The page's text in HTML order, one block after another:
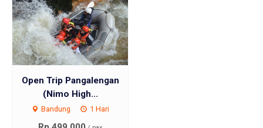
Open Trip Pangalengan
(Nimo High...
Bandung 1 Hari